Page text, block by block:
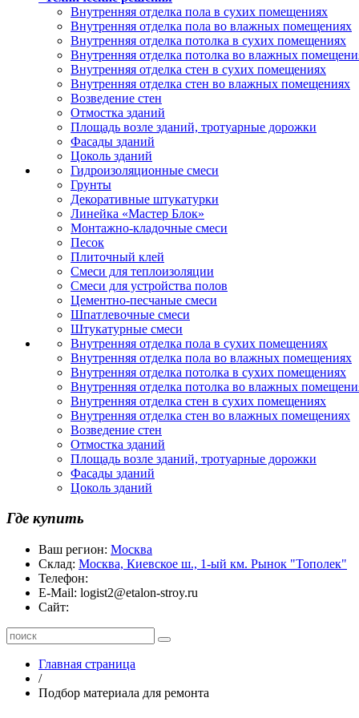
Внутренняя отделка пола в сухих помещениях
Внутренняя отделка пола во влажных помещениях
Внутренняя отделка потолка в сухих помещениях
Внутренняя отделка потолка во влажных
Внутренняя отделка стен в сухих помещениях
Внутренняя отделка стен во влажных помещениях
Возведение стен
Отмостка зданий
Площадь возле зданий, тротуарные дорожки
Фасады зданий
Цоколь зданий
Гидроизоляционные смеси
Грунты
Декоративные штукатурки
Линейка «Мастер Блок»
Монтажно-кладочные смеси
Песок
Плиточный клей
Смеси для теплоизоляции
Смеси для устройства полов
Цементно-песчаные смеси
Шпатлевочные смеси
Штукатурные смеси
Внутренняя отделка пола в сухих помещениях
Внутренняя отделка пола во влажных помещениях
Внутренняя отделка потолка в сухих помещениях
Внутренняя отделка потолка во влажных
Внутренняя отделка стен в сухих помещениях
Внутренняя отделка стен во влажных помещениях
Возведение стен
Отмостка зданий
Площадь возле зданий, тротуарные дорожки
Фасады зданий
Цоколь зданий
Где купить
Ваш регион: Москва
Склад: Москва, Киевское ш., 1-ый км. Рынок "Тополек"
Телефон:
E-Mail: logist2@etalon-stroy.ru
Сайт:
Главная страница
/
Подбор материала для ремонта